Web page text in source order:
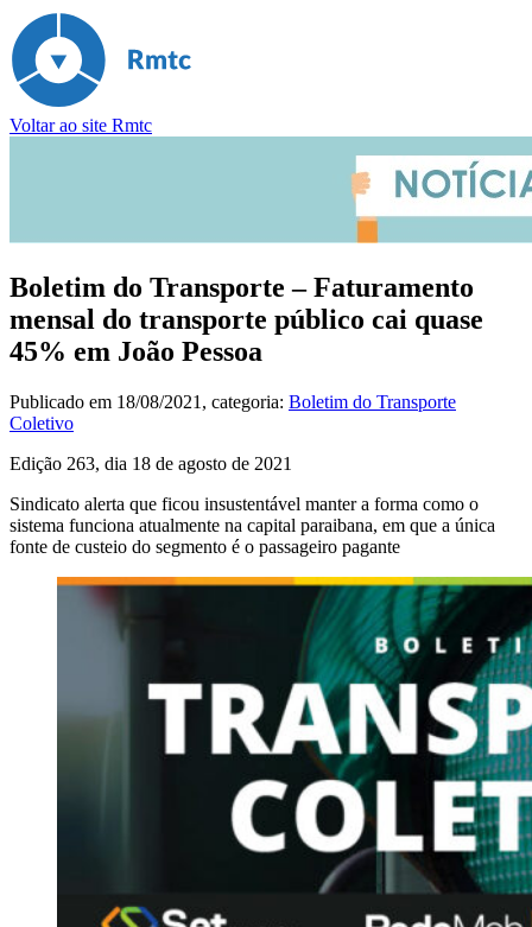
Voltar ao site Rmtc
Boletim do Transporte – Faturamento
mensal do transporte público cai quase
45% em João Pessoa
Publicado em 18/08/2021 , categoria: Boletim do Transporte
Coletivo
Edição 263, dia 18 de agosto de 2021
Sindicato alerta que ficou insustentável manter a forma como o
sistema funciona atualmente na capital paraibana, em que a única
fonte de custeio do segmento é o passageiro pagante